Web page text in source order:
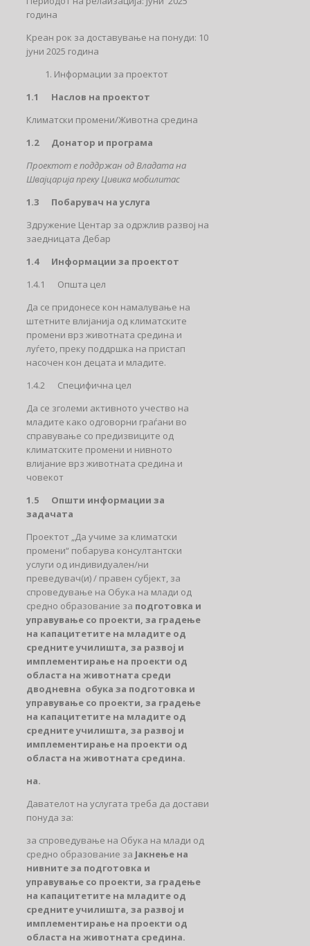
година
Креан рок за доставување на понуди: 10
јуни 2025 година
Информации за проектот
1.1 Наслов на проектот
Климатски промени/Животна средина
1.2 Донатор и програма
Проектот е поддржан од Владата на
Швајцарија преку Цивика мобилитас
1.3 Побарувач на услуга
Здружение Центар за одржлив развој на
заедницата Дебар
1.4 Информации за проектот
1.4.1 Општа цел
Да се придонесе кон намалување на
штетните влијанија од климатските
промени врз животната средина и
луѓето, преку поддршка на пристап
насочен кон децата и младите.
1.4.2 Специфична цел
Да се зголеми активното учество на
младите како одговорни граѓани во
справување со предизвиците од
климатските промени и нивното
влијание врз животната средина и
човекот
1.5 Општи информации за
задачата
Проектот „Да учиме за климатски
промени“ побарува консултантски
услуги од индивидуален/ни
преведувач(и) / правен субјект, за
спроведување на Обука на млади од
средно образование за подготовка и
управување со проекти, за градење
на капацитетите на младите од
средните училишта, за развој и
имплементирање на проекти од
областа на животната среди
дводневна обука за подготовка и
управување со проекти, за градење
на капацитетите на младите од
средните училишта, за развој и
имплементирање на проекти од
областа на животната средина.
на.
Давателот на услугата треба да достави
понуда за:
за спроведување на Обука на млади од
средно образование за Јакнење на
нивнитеза подготовка и
управување со проекти, за градење
на капацитетите на младите од
средните училишта, за развој и
имплементирање на проекти од
областа на животната средина.